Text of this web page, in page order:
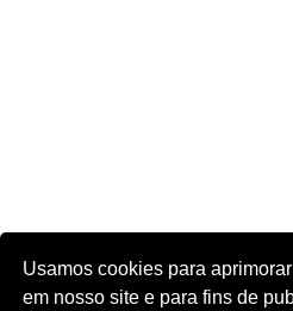
Usamos cookies para
em nosso site e para fins de